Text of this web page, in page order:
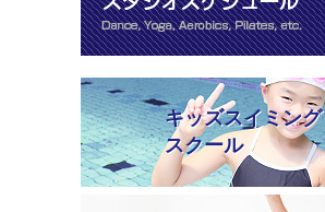
キッズスイミング
スクール